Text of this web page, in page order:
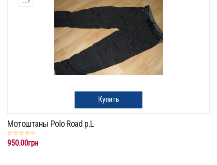
Купить
Мотоштаны Polo Road p.L
950.00грн